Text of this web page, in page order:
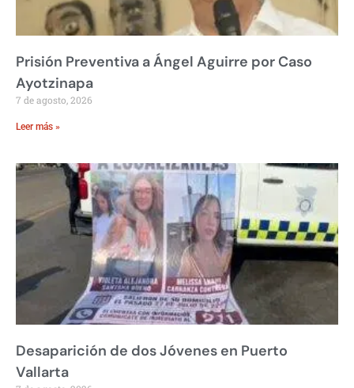
Prisión Preventiva a Ángel Aguirre por Caso
Ayotzinapa
7 de agosto, 2026
Leer más »
Desaparición de dos Jóvenes en Puerto
Vallarta